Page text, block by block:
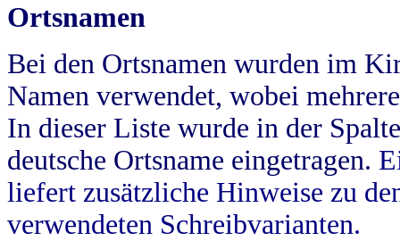
Ortsnamen
Bei den Ortsnamen wurden im
Namen verwendet, wobei
In dieser Liste wurde in der
deutsche Ortsname eingetragen.
liefert zusätzliche Hinweise zu
verwendeten Schreibvarianten.